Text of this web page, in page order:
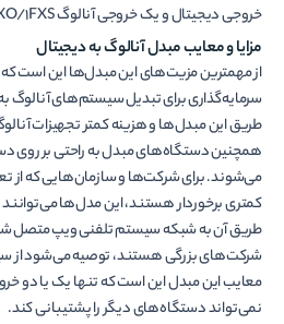
خروجی دیجیتال و یک خروجی آنالوگ 1FXO/1FXS را پشتیبانی می‌کنند.
مزایا و معایب مبدل آنالوگ به دیجیتال
از مهمترین مزیت‌های این مبدل‌ها این است
سرمایه‌گذاری برای تبدیل سیستم‌های آنالوگ به
طریق این مبدل‌ها و هزینه کمتر تجهیزات
همچنین دستگاه‌های مبدل به راحتی بر
می‌شوند. برای شرکت‌ها و سازمان‌هایی که
کمتری برخوردار هستند، این مدل‌ها می‌توانند
طریق آن به شبکه سیستم تلفنی ویپ متصل
شرکت‌های بزرگی هستند، توصیه می‌شود از
معایب این مبدل این است که تنها یک یا دو
نمی‌تواند دستگاه‌های دیگر را پشتیبانی کند.